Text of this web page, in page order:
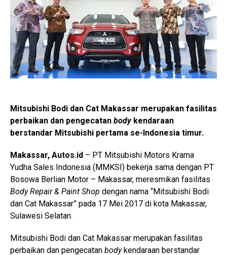
Mitsubishi Bodi dan Cat Makassar merupakan fasilitas
perbaikan dan pengecatan bodykendaraan
berstandar Mitsubishi pertama se-Indonesia timur.
Makassar, Autos.id – PT Mitsubishi Motors Krama
Yudha Sales Indonesia (MMKSI) bekerja sama dengan PT
Bosowa Berlian Motor – Makassar, meresmikan fasilitas
Body Repair & Paint Shop dengan nama “Mitsubishi Bodi
dan Cat Makassar” pada 17 Mei 2017 di kota Makassar,
Sulawesi Selatan.
Mitsubishi Bodi dan Cat Makassar merupakan fasilitas
perbaikan dan pengecatan bodykendaraan berstandar